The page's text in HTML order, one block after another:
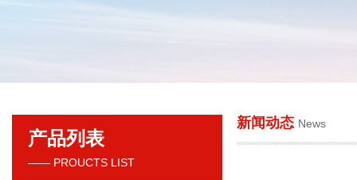
贝克曼库尔特国际贸易（上海）有限公司
产品列表
—— PROUCTS LIST
新闻动态 News